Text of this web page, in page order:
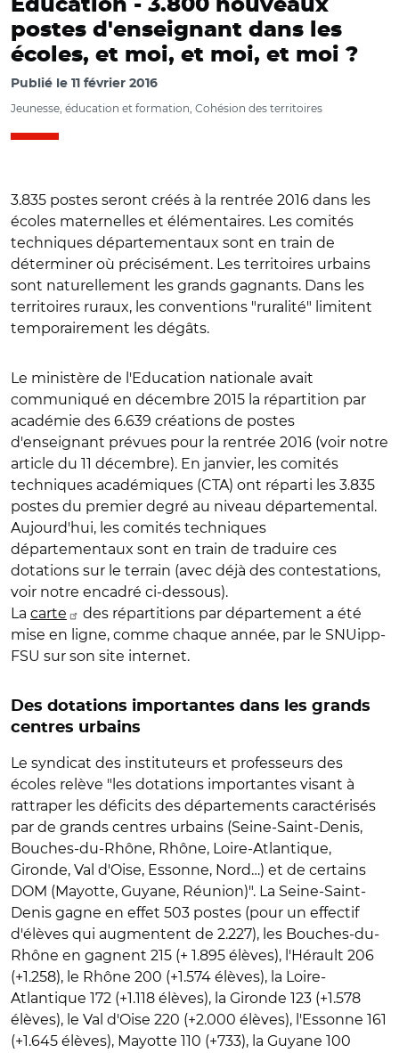
Education - 3.800 nouveaux
postes d'enseignant dans les
écoles, et moi, et moi, et moi ?
Publié le 11 février 2016
Jeunesse, éducation et formation, Cohésion des territoires
3.835 postes seront créés à la rentrée 2016 dans les
écoles maternelles et élémentaires. Les comités
techniques départementaux sont en train de
déterminer où précisément. Les territoires urbains
sont naturellement les grands gagnants. Dans les
territoires ruraux, les conventions "ruralité" limitent
temporairement les dégâts.
Le ministère de l'Education nationale avait
communiqué en décembre 2015 la répartition par
académie des 6.639 créations de postes
d'enseignant prévues pour la rentrée 2016 (voir notre
article du 11 décembre). En janvier, les comités
techniques académiques (CTA) ont réparti les 3.835
postes du premier degré au niveau départemental.
Aujourd'hui, les comités techniques
départementaux sont en train de traduire ces
dotations sur le terrain (avec déjà des contestations,
voir notre encadré ci-dessous).
La carte
des répartitions par département a été
mise en ligne, comme chaque année, par le SNUipp-
FSU sur son site internet.
Des dotations importantes dans les grands
centres urbains
Le syndicat des instituteurs et professeurs des
écoles relève "les dotations importantes visant à
rattraper les déficits des départements caractérisés
par de grands centres urbains (Seine-Saint-Denis,
Bouches-du-Rhône, Rhône, Loire-Atlantique,
Gironde, Val d'Oise, Essonne, Nord…) et de certains
DOM (Mayotte, Guyane, Réunion)". La Seine-Saint-
Denis gagne en effet 503 postes (pour un effectif
d'élèves qui augmentent de 2.227), les Bouches-du-
Rhône en gagnent 215 (+ 1.895 élèves), l'Hérault 206
(+1.258), le Rhône 200 (+1.574 élèves), la Loire-
Atlantique 172 (+1.118 élèves), la Gironde 123 (+1.578
élèves), le Val d'Oise 220 (+2.000 élèves), l'Essonne 161
(+1.645 élèves), Mayotte 110 (+733), la Guyane 100